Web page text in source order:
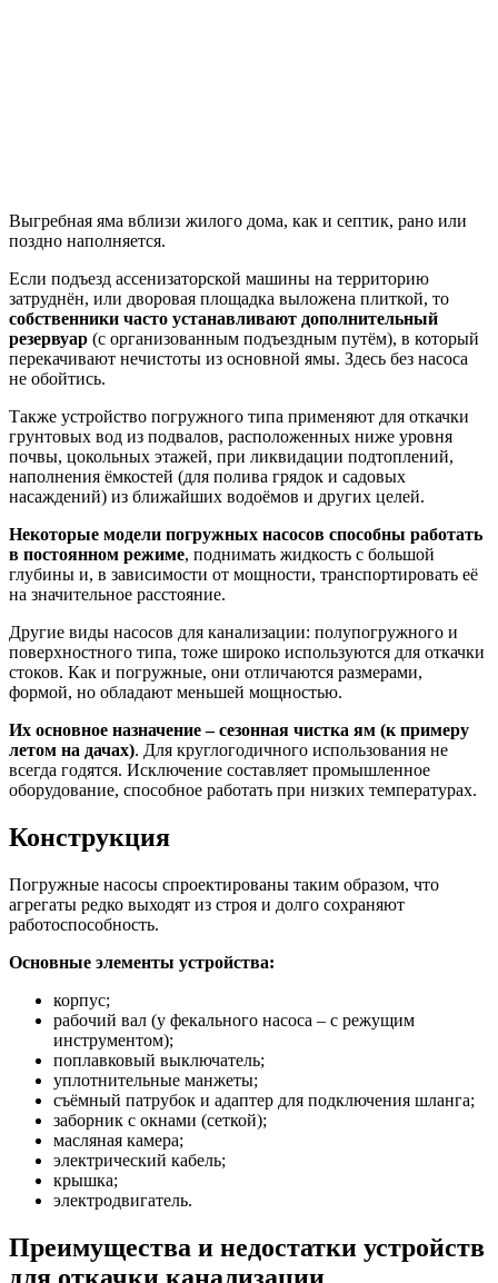
Выгребная яма вблизи жилого дома, как и септик, рано или
поздно наполняется.
Если подъезд ассенизаторской машины на территорию
затруднён, или дворовая площадка выложена плиткой, то
собственники часто устанавливают дополнительный
резервуар (с организованным подъездным путём), в который
перекачивают нечистоты из основной ямы. Здесь без насоса
не обойтись.
Также устройство погружного типа применяют для откачки
грунтовых вод из подвалов, расположенных ниже уровня
почвы, цокольных этажей, при ликвидации подтоплений,
наполнения ёмкостей (для полива грядок и садовых
насаждений) из ближайших водоёмов и других целей.
Некоторые модели погружных насосов способны работать
в постоянном режиме, поднимать жидкость с большой
глубины и, в зависимости от мощности, транспортировать её
на значительное расстояние.
Другие виды насосов для канализации: полупогружного и
поверхностного типа, тоже широко используются для откачки
стоков. Как и погружные, они отличаются размерами,
формой, но обладают меньшей мощностью.
Их основное назначение – сезонная чистка ям (к примеру
летом на дачах). Для круглогодичного использования не
всегда годятся. Исключение составляет промышленное
оборудование, способное работать при низких температурах.
Конструкция
Погружные насосы спроектированы таким образом, что
агрегаты редко выходят из строя и долго сохраняют
работоспособность.
Основные элементы устройства:
корпус;
рабочий вал (у фекального насоса – с режущим
инструментом);
поплавковый выключатель;
уплотнительные манжеты;
съёмный патрубок и адаптер для подключения шланга;
заборник с окнами (сеткой);
масляная камера;
электрический кабель;
крышка;
электродвигатель.
Преимущества и недостатки устройств